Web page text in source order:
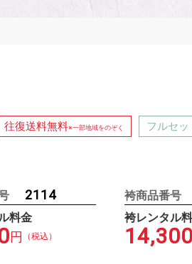
往復送料無料※一部地域をのぞく フルセ
2114
料金
円 （税込）
袴商品番号
袴レンタル
14,300